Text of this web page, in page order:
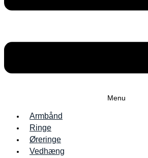
Menu
Armbånd
Ringe
Øreringe
Vedhæng